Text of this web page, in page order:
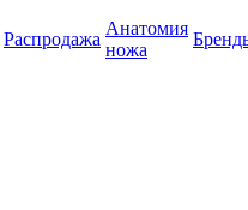
Распродажа
Анатомия
ножа